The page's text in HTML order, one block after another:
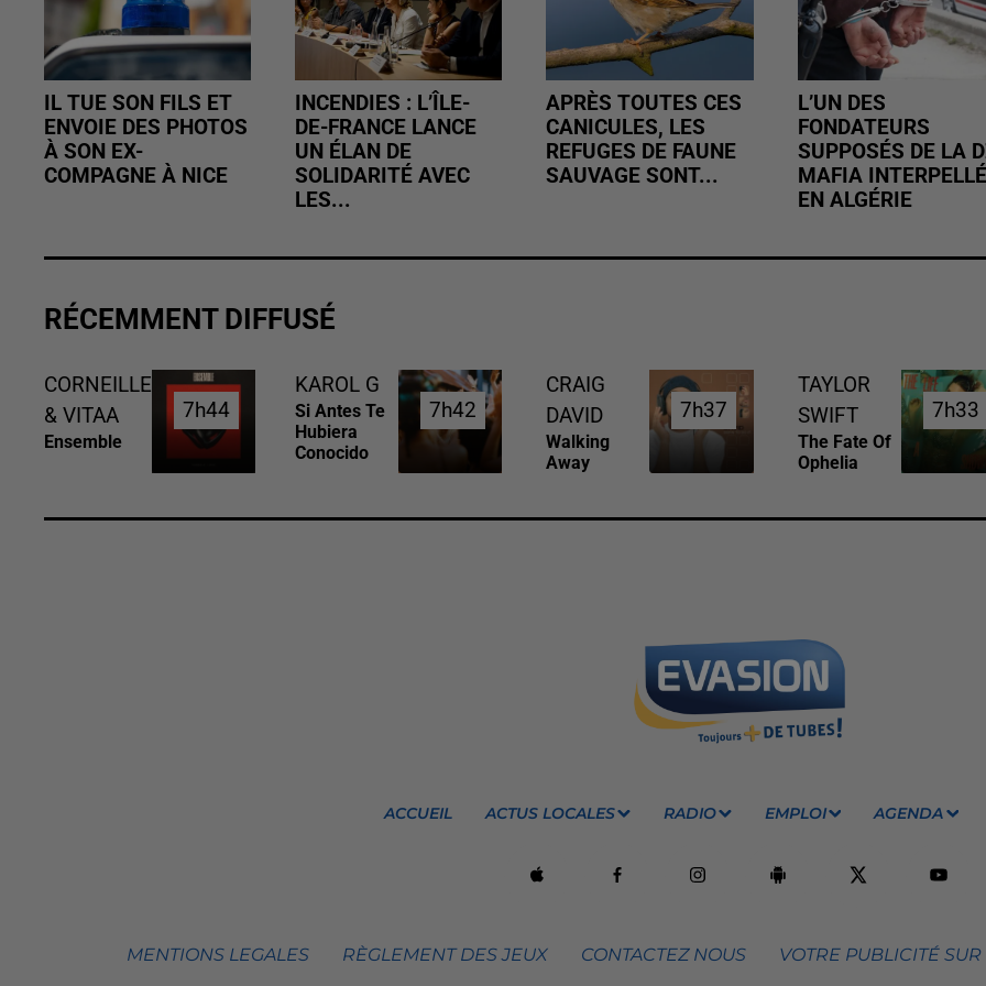
IL TUE SON FILS ET
ENVOIE DES PHOTOS
À SON EX-
COMPAGNE À NICE
INCENDIES : L’ÎLE-
DE-FRANCE LANCE
UN ÉLAN DE
SOLIDARITÉ AVEC
LES...
APRÈS TOUTES CES
CANICULES, LES
REFUGES DE FAUNE
SAUVAGE SONT...
L’UN DES
FONDATEURS
SUPPOSÉS DE LA
MAFIA INTERPELLÉ
EN ALGÉRIE
RÉCEMMENT DIFFUSÉ
CORNEILLE
& VITAA
Ensemble
7h44
7h44
KAROL G
Si Antes Te
Hubiera
Conocido
7h42
7h42
CRAIG
DAVID
Walking
Away
7h37
7h37
TAYLOR
SWIFT
The Fate Of
Ophelia
7h33
7h33
ACCUEIL ACTUS LOCALES RADIO EMPLOI AGENDA
MENTIONS LEGALES RÈGLEMENT DES JEUX CONTACTEZ NOUS VOTRE PUBLICITÉ